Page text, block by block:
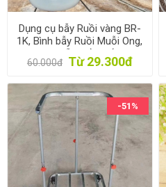
Dụng cụ bẫy Ruồi vàng BR-
1K, Bình bẫy Ruồi Muỗi Ong,
Chai bẫy Ruồi Dấm
60.000đ Từ 29.300đ
-51%